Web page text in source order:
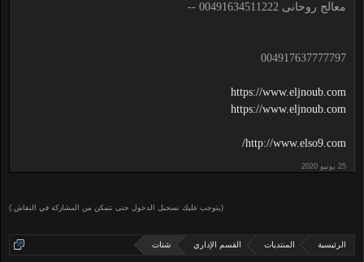
معالج روحانى 00491634511222 --
004917637777797
https://www.eljnoub.com
https://www.eljnoub.com
http://www.elso9.com/
(يتوجب عليك تسجيل الدخول حتى تتمكن من المشاركة في النقاش.)
الرئيسية المنتديات القسم الإداري شتات